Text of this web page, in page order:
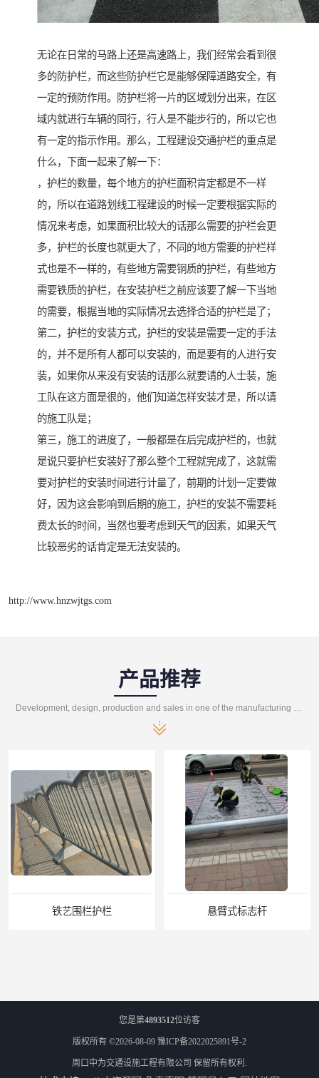
无论在日常的马路上还是高速路上，我们经常会看到很
多的防护栏，而这些防护栏它是能够保障道路安全，有
一定的预防作用。防护栏将一片的区域划分出来，在区
域内就进行车辆的同行，行人是不能步行的，所以它也
有一定的指示作用。那么，工程建设交通护栏的重点是
什么，下面一起来了解一下：
，护栏的数量，每个地方的护栏面积肯定都是不一样
的，所以在道路划线工程建设的时候一定要根据实际的
情况来考虑，如果面积比较大的话那么需要的护栏会更
多，护栏的长度也就更大了，不同的地方需要的护栏样
式也是不一样的，有些地方需要铜质的护栏，有些地方
需要铁质的护栏，在安装护栏之前应该要了解一下当地
的需要，根据当地的实际情况去选择合适的护栏是了；
第二，护栏的安装方式，护栏的安装是需要一定的手法
的，并不是所有人都可以安装的，而是要有的人进行安
装，如果你从来没有安装的话那么就要请的人士装，施
工队在这方面是很的，他们知道怎样安装才是，所以请
的施工队是；
第三，施工的进度了，一般都是在后完成护栏的，也就
是说只要护栏安装好了那么整个工程就完成了，这就需
要对护栏的安装时间进行计量了，前期的计划一定要做
好，因为这会影响到后期的施工，护栏的安装不需要耗
费太长的时间，当然也要考虑到天气的因素，如果天气
比较恶劣的话肯定是无法安装的。
http://www.hnzwjtgs.com
产品推荐
您是第4893512位访客
版权所有 ©2026-08-09 豫ICP备2022025891号-2
周口中为交通设施工程有限公司 保留所有权利.